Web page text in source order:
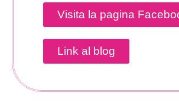
Visita la pagina
Link al blog